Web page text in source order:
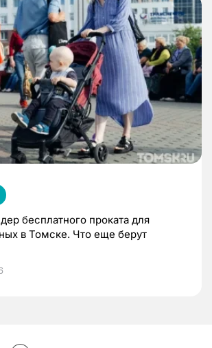
бесплатного проката для
в Томске. Что еще берут